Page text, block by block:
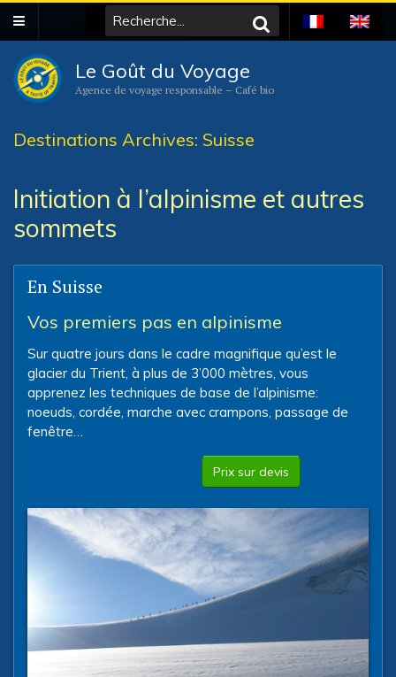
Le Goût du Voyage
Agence de voyage responsable – Café bio
Destinations Archives: Suisse
Initiation à l’alpinisme et autres
sommets
En Suisse
Vos premiers pas en alpinisme
Sur quatre jours dans le cadre magnifique qu’est le
glacier du Trient, à plus de 3’000 mètres, vous
apprenez les techniques de base de l’alpinisme:
noeuds, cordée, marche avec crampons, passage de
fenêtre…
Prix sur devis